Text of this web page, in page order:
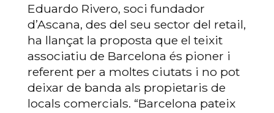
Eduardo Rivero, soci fundador
d’Ascana, des del seu sector del retail,
ha llançat la proposta que el teixit
associatiu de Barcelona és pioner i
referent per a moltes ciutats i no pot
deixar de banda als propietaris de
locals comercials. “Barcelona pateix